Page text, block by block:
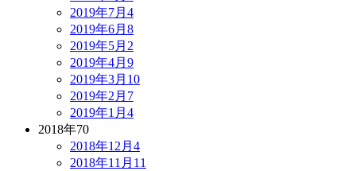
2019年7月 4
2019年6月 8
2019年5月 2
2019年4月 9
2019年3月 10
2019年2月 7
2019年1月 4
2018年70
2018年12月 4
2018年11月 11